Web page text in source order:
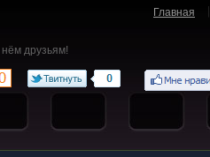
Главная
друзьям!